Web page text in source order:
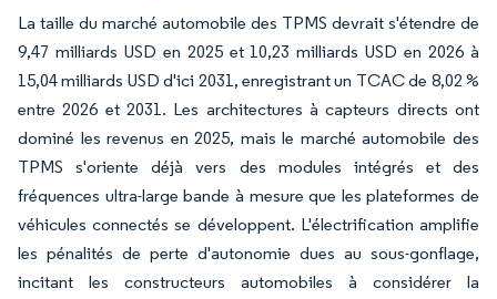
La taille du marché automobile des TPMS devrait s'étendre de
9,47 milliards USD en 2025 et 10,23 milliards USD en 2026 à
15,04 milliards USD d'ici 2031, enregistrant un TCAC de 8,02 %
entre 2026 et 2031. Les architectures à capteurs directs ont
dominé les revenus en 2025, mais le marché automobile des
TPMS s'oriente déjà vers des modules intégrés et des
fréquences ultra-large bande à mesure que les plateformes de
véhicules connectés se développent. L'électrification amplifie
les pénalités de perte d'autonomie dues au sous-gonflage,
incitant les constructeurs automobiles à considérer la